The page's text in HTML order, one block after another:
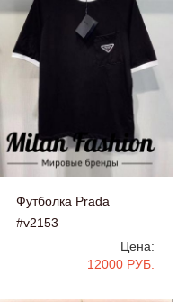
Футболка Prada
#v2153
Цена:
12000 РУБ.